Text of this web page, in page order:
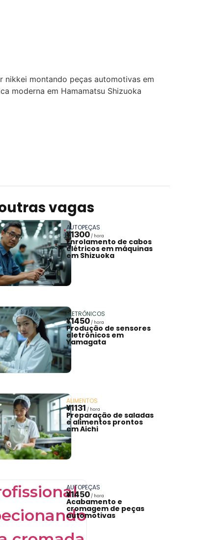
vagas
AUTOPEÇAS
¥1300
Enrolamento de cabos
elétricos em máquinas
em Shizuoka
ELETRÔNICOS
¥1450
Produção de sensores
eletrônicos em
Yamagata
ALIMENTOS
¥1131
Preparação de saladas
e alimentos prontos
em Aichi
AUTOPEÇAS
¥1450
Acabamento e
cromagem de peças
automotivas